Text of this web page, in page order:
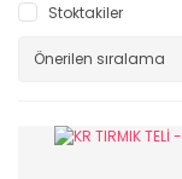
Stoktakiler